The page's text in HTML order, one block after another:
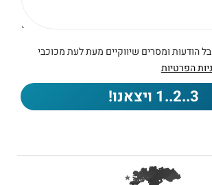
הודעות ומסרים שיווקיים מעת לעת מכוכבי
הפרטיות
3..2..1 ויצאנו!